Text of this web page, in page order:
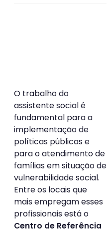
O trabalho do
assistente social é
fundamental para a
implementação de
políticas públicas e
para o atendimento de
famílias em situação de
vulnerabilidade social.
Entre os locais que
mais empregam esses
profissionais está o
Centro de Referência